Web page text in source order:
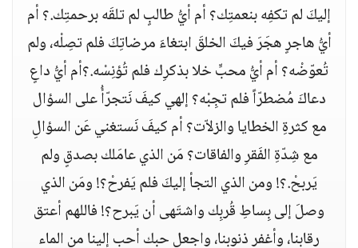
إليكَ لم تكفِه بنعمتِك؟ أم أيُّ طالبٍ لم تلقَه برحمتِك.؟ أم
أيُّ هاجرٍ هجَرَ فيكَ الخلقَ ابتغاءَ مرضاتِكَ فلم تصِلْه، ولم
تُعوّضْه؟ أم أيُّ محبٍّ خلا بذكرِك فلم تُؤنِسْه.؟أم أيُّ داعٍ
دعاكَ مُضطرّاً فلم تجِبْه؟ إلهي كيفَ نَتجرّأُ على السؤال
مع كثرةِ الخطايا والزلاّت؟ أم كيفَ نَستغني عَن السؤالِ
مع شِدّةِ الفَقرِ والفاقات؟ مَن الذي عامَلك بصدقٍ ولم
يَربحْ.؟! ومن الذي التجأ إليكَ فلم يَفرحْ؟! ومَن الذي
وصلَ إلى بِساطِ قُربِك واشتَهى أن يَبرح؟! فاللهم أعتق
رقابنا، وأغفر ذنوبنا، واجعل حبك أحب إلينا من الماء